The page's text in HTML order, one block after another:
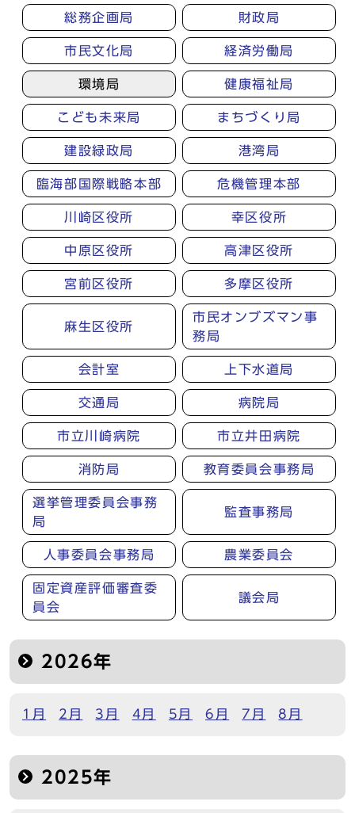
総務企画局 財政局
市民文化局 経済労働局
環境局 健康福祉局
こども未来局 まちづくり局
建設緑政局 港湾局
臨海部国際戦略本部 危機管理本部
川崎区役所 幸区役所
中原区役所 高津区役所
宮前区役所 多摩区役所
麻生区役所
市民オンブズマン事
務局
会計室 上下水道局
交通局 病院局
市立川崎病院 市立井田病院
消防局 教育委員会事務局
選挙管理委員会事務
局
監査事務局
人事委員会事務局 農業委員会
固定資産評価審査委
員会
議会局
2026年
1月 2月 3月 4月 5月 6月 7月 8月
2025年